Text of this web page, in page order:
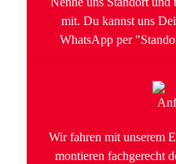
mit. Du kannst uns
WhatsApp per
Wir fahren mit unserem
montieren fachgerecht